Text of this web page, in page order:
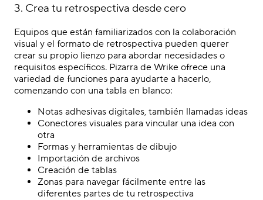
3. Crea tu retrospectiva desde cero
Equipos que están familiarizados con la colaboración
visual y el formato de retrospectiva pueden querer
crear su propio lienzo para abordar necesidades o
requisitos específicos. Pizarra de Wrike ofrece una
variedad de funciones para ayudarte a hacerlo,
comenzando con una tabla en blanco:
Notas adhesivas digitales, también llamadas ideas
Conectores visuales para vincular una idea con
otra
Formas y herramientas de dibujo
Importación de archivos
Creación de tablas
Zonas para navegar fácilmente entre las
diferentes partes de tu retrospectiva